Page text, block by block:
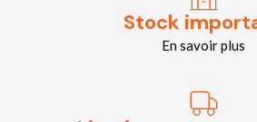
Stock
En savoir plus